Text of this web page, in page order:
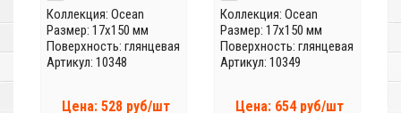
Коллекция: Ocean
Размер: 17x150 мм
Поверхность: глянцевая
Артикул: 10348
Цена: 528 руб/шт
Коллекция: Ocean
Размер: 17x150 мм
Поверхность: глянцевая
Артикул: 10349
Цена: 654 руб/шт